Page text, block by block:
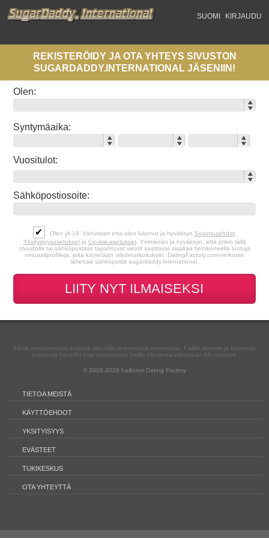
REKISTERÖIDYJA OTA YHTEYS SIVUSTON
SUGARDADDY.INTERNATIONAL JÄSENIIN!
Olen:
Syntymäaika:
Vuositulot:
Sähköpostiosoite:
✔ Olen yli 18. Vahvistan että olen lukenut ja hyväksyn Sopimusehdot,
Yksityisyysasetuksetja Cookie-asetukset. Ymmärrän ja hyväksyn, että jotkin tällä
sivustolla tai sähköpostitse tapahtuvat viestit saattavat sisältää tietokoneella luotuja
virtuaaliprofiileja, joita käytetään viihdetarkoituksiin. DatingFactory.com-verkosto
lähettää sähköpostit sugardaddy.international.
SUOMI KIRJAUDU
Tämä verkkosivusto sisältää aikuisille tarkoitettua materiaalia. Kaikki jäsenet ja sivustolla
esiintyvät henkilöt ovat osoittaneet meille olevansa vähintään 18-vuotiaita.
© 2008-2026 hallinnoi Dating Factory
TIETOA MEISTÄ
KÄYTTÖEHDOT
YKSITYISYYS
EVÄSTEET
TUKIKESKUS
OTA YHTEYTTÄ